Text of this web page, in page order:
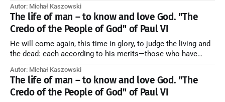
forming one Church; and we believe that in this communion
the merciful love of God and His saints is
Autor: Michał Kaszowski
The life of man – to know and love God. "The
Credo of the People of God" of Paul VI
He will come again, this time in glory, to judge the living and
the dead: each according to his merits—those who have
those who have refused them to the end going to the fire that
is not
Autor: Michał Kaszowski
The life of man – to know and love God. "The
Credo of the People of God" of Paul VI